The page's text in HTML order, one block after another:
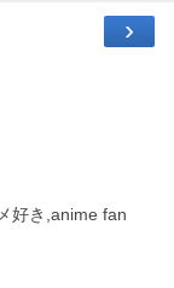
›
好き,anime fan